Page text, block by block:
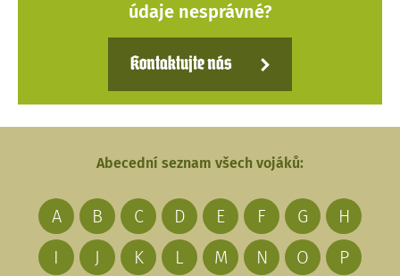
údaje nesprávné?
Kontaktujte nás
Abecední seznam všech vojáků:
A B C D E F G
H
I
J K L M N O
P